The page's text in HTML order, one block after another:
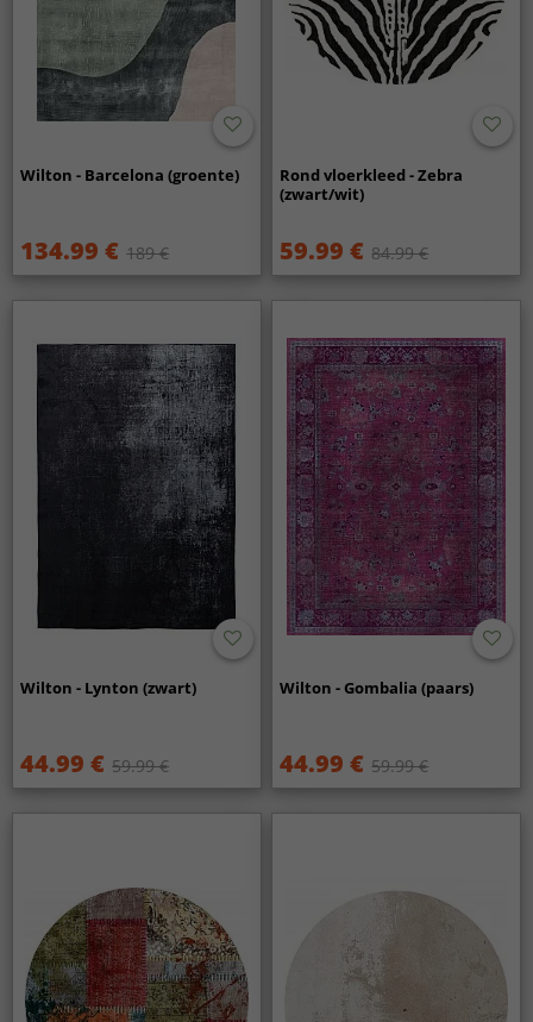
Wilton - Barcelona (groente)
134.99 € 189 €
Rond vloerkleed - Zebra
(zwart/wit)
59.99 € 84.99 €
Wilton - Lynton (zwart)
44.99 € 59.99 €
Wilton - Gombalia (paars)
44.99 € 59.99 €